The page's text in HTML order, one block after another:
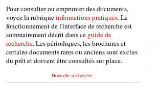
Pour consulter ou emprunter des documents,
voyez la rubriqueinformations pratiques. Le
fonctionnement de l'interface de recherche est
sommairement décrit dans ce guide de
recherche. Les périodiques, les brochures et
certains documents rares ou anciens sont exclus
du prêt et doivent être consultés sur place.
Nouvelle recherche